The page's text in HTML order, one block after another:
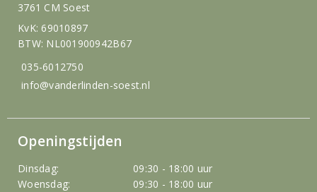
3761 CM Soest
KvK: 69010897
BTW: NL001900942B67
035-6012750
info@vanderlinden-soest.nl
Openingstijden
Dinsdag:
09:30 - 18:00 uur
Woensdag:
09:30 - 18:00 uur